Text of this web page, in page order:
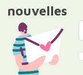
nouvelles